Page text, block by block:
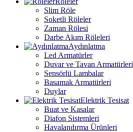
Slim Röle
Soketli Röleler
Zaman Rölesi
Darbe Akım Röleleri
Aydınlatma
Led Armatürler
Duvar ve Tavan Armatürleri
Sensörlü Lambalar
Basamak Armatürleri
Duylar
Elektrik Tesisat
Buat ve Kasalar
Diafon Sistemleri
Havalandırma Ürünleri